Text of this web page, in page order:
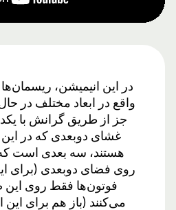
در این انیمیشن،
واقع در ابعاد مختلف در
جز از طریق گرانش با
غشای دوبعدی که در
هستند، سه بعدی است که
روی فضای دوبعدی (برای
فوتون‌ها فقط روی
می‌کنند (باز هم برای این